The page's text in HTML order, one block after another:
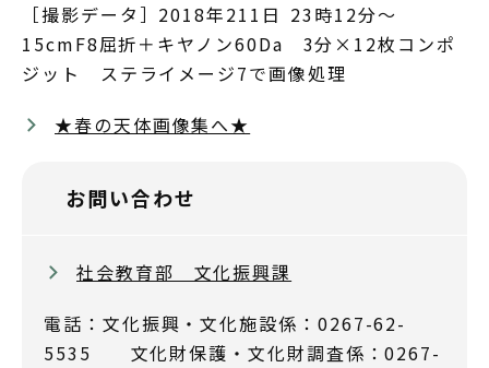
［撮影データ］2018年211日 23時12分～
15cmF8屈折＋キヤノン60Da 3分×12枚コンポ
ジット ステライメージ7で画像処理
★春の天体画像集へ★
お問い合わせ
社会教育部 文化振興課
電話：文化振興・文化施設係：0267-62-
5535 文化財保護・文化財調査係：0267-